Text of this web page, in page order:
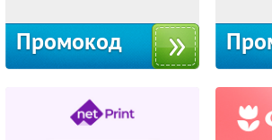
Промокод